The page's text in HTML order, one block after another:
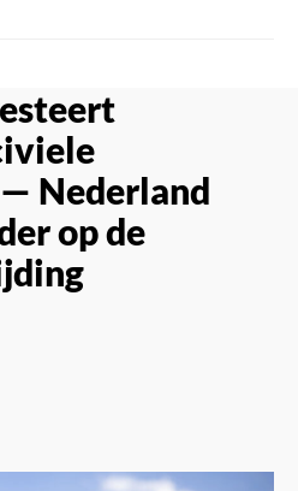
Nederland
op de